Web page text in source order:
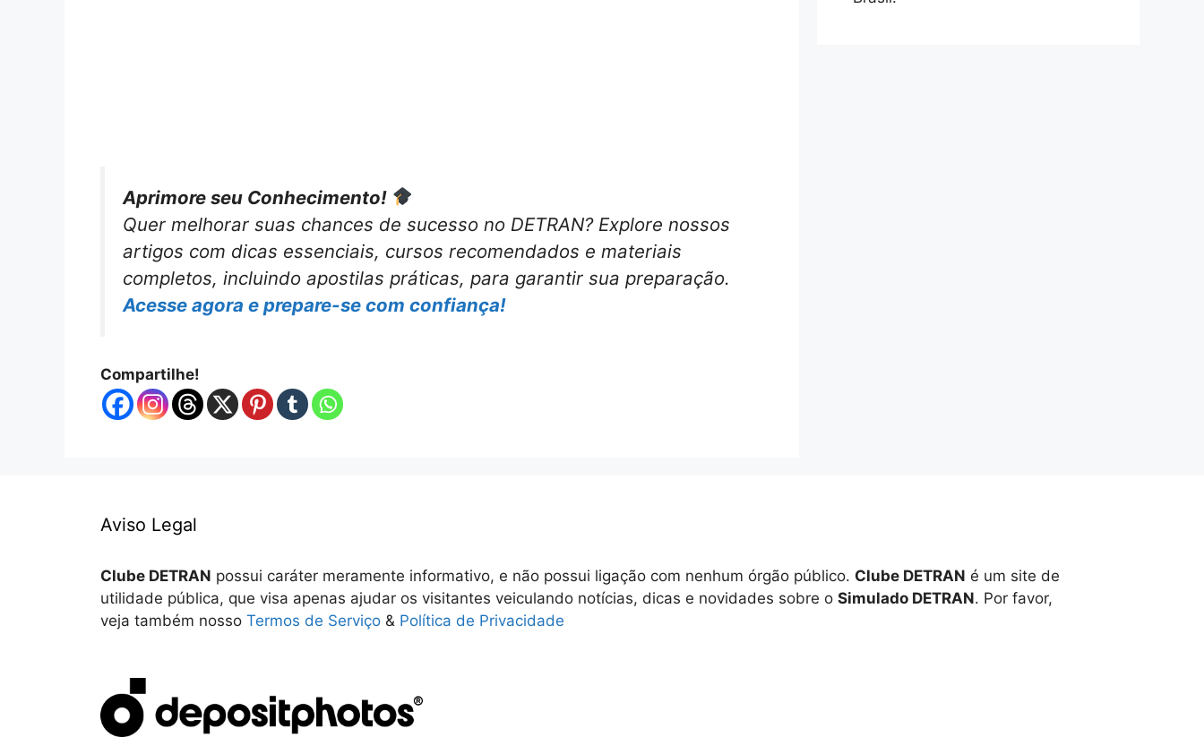
Aprimore seu Conhecimento!
Quer melhorar suas chances de sucesso no DETRAN? Explore nossos
artigos com dicas essenciais, cursos recomendados e materiais
completos, incluindo apostilas práticas, para garantir sua preparação.
Acesse agora e prepare-se com confiança!
Compartilhe!
Aviso Legal
Clube DETRAN possui caráter meramente informativo, e não possui ligação com nenhum órgão público. Clube DETRAN é um site de
utilidade pública, que visa apenas ajudar os visitantes veiculando notícias, dicas e novidades sobre o Simulado DETRAN. Por favor,
veja também nosso Termos de Serviço & Política de Privacidade